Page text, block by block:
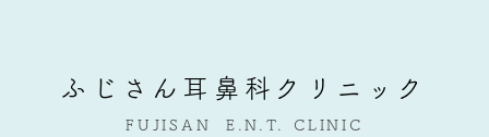
ふじさん耳鼻科クリニック
FUJISAN E.N.T. CLINIC